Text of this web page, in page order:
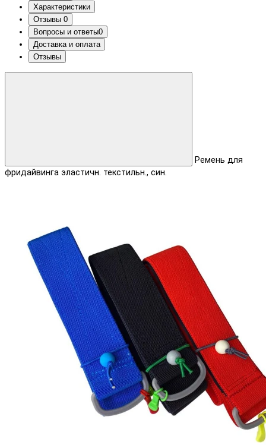
Характеристики
Отзывы 0
Вопросы и ответы0
Доставка и оплата
Отзывы
Ремень для
фридайвинга эластичн. текстильн., син.